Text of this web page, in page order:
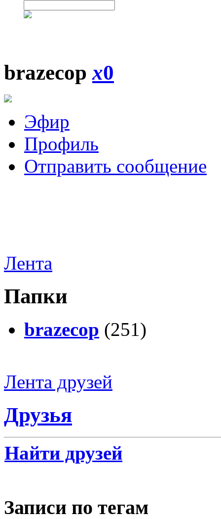
brazecopx0
Эфир
Профиль
Отправить сообщение
Лента
Папки
brazecop (251)
Лента друзей
Друзья
Найти друзей
Записи по тегам